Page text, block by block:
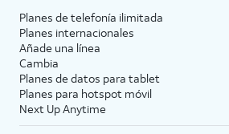
Planes de telefonía ilimitada
Planes internacionales
Añade una línea
Cambia
Planes de datos para tablet
Planes para hotspot móvil
Next Up Anytime